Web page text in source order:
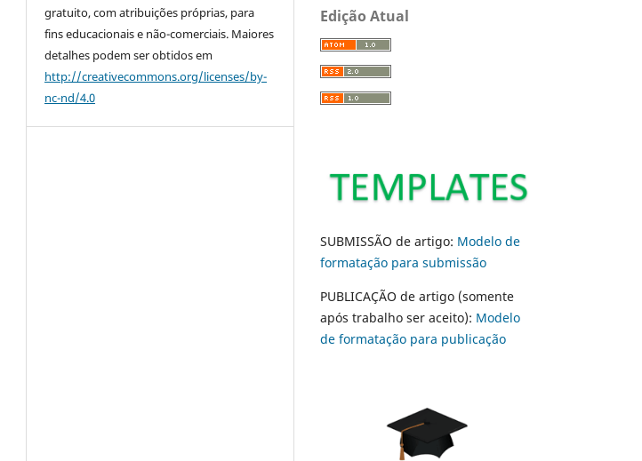
gratuito, com atribuições próprias, para
fins educacionais e não-comerciais. Maiores
detalhes podem ser obtidos em
http://creativecommons.org/licenses/by-
nc-nd/4.0
Edição Atual
SUBMISSÃO de artigo: Modelo de
formatação para submissão
PUBLICAÇÃO de artigo (somente
após trabalho ser aceito): Modelo
de formatação para publicação